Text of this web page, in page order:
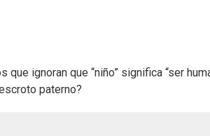
ignoran que “niño” significa “ser
paterno?